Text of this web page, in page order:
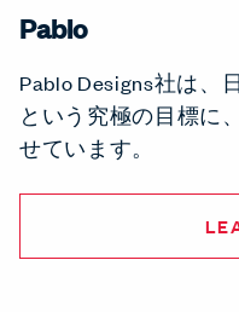
Pablo
Pablo Designs社は、
という究極の目標に
せています。